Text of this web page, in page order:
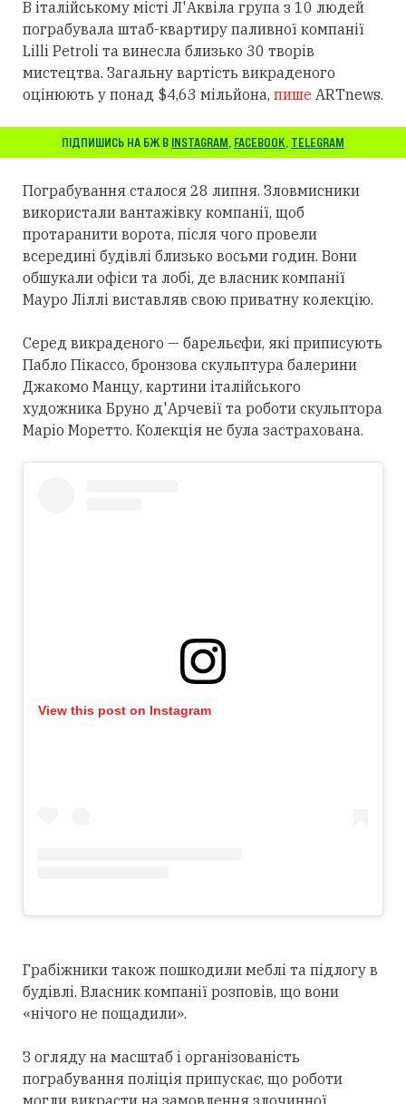
В італійському місті Л'Аквіла група з 10 людей
пограбувала штаб-квартиру паливної компанії
Lilli Petroli та винесла близько 30 творів
мистецтва. Загальну вартість викраденого
оцінюють у понад $4,63 мільйона, пише ARTnews.
ПІДПИШИСЬ НА БЖ В INSTAGRAM, FACEBOOK, TELEGRAM
Пограбування сталося 28 липня. Зловмисники
використали вантажівку компанії, щоб
протаранити ворота, після чого провели
всередині будівлі близько восьми годин. Вони
обшукали офіси та лобі, де власник компанії
Мауро Ліллі виставляв свою приватну колекцію.
Серед викраденого — барельєфи, які приписують
Пабло Пікассо, бронзова скульптура балерини
Джакомо Манцу, картини італійського
художника Бруно д'Арчевії та роботи скульптора
Маріо Моретто. Колекція не була застрахована.
View this post on Instagram
Грабіжники також пошкодили меблі та підлогу в
будівлі. Власник компанії розповів, що вони
«нічого не пощадили».
З огляду на масштаб і організованість
пограбування поліція припускає, що роботи
могли викрасти на замовлення злочинної